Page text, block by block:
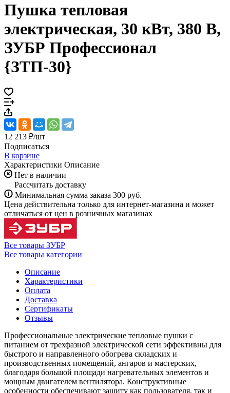
Пушка тепловая
электрическая, 30 кВт, 380 В,
ЗУБР Профессионал
{ЗТП-30}
12 213 ₽/шт
Подписаться
В корзине
Характеристики Описание
Нет в наличии
Рассчитать доставку
Минимальная сумма заказа 300 руб.
Цена действительна только для интернет-магазина и может
отличаться от цен в розничных магазинах
Все товары ЗУБР
Все товары категории
Описание
Характеристики
Оплата
Доставка
Сертификаты
Отзывы
Профессиональные электрические тепловые пушки с
питанием от трехфазной электрической сети эффективны для
быстрого и направленного обогрева складских и
производственных помещений, ангаров и мастерских,
благодаря большой площади нагревательных элементов и
мощным двигателем вентилятора. Конструктивные
особенности обеспечивают защиту как пользователя, так и